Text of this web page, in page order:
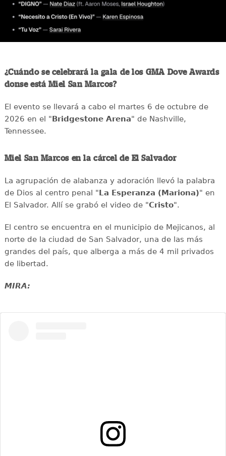
¿Cuándo se celebrará la gala de los GMA Dove Awards
donse está Miel San Marcos?
El evento se llevará a cabo el martes 6 de octubre de
2026 en el "Bridgestone Arena" de Nashville,
Tennessee.
Miel San Marcos en la cárcel de El Salvador
La agrupación de alabanza y adoración llevó la palabra
de Dios al centro penal "La Esperanza (Mariona)" en
El Salvador. Allí se grabó el video de "Cristo".
El centro se encuentra en el municipio de Mejicanos, al
norte de la ciudad de San Salvador, una de las más
grandes del país, que alberga a más de 4 mil privados
de libertad.
MIRA: